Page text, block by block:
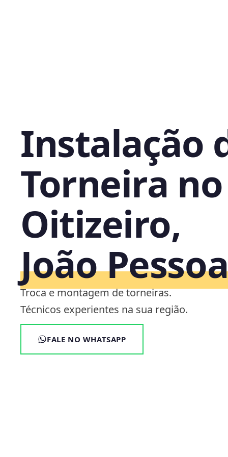
Instalação
Torneira no
Oitizeiro,
João
Troca e montagem de torneiras.
Técnicos experientes na sua região.
FALE NO WHATSAPP